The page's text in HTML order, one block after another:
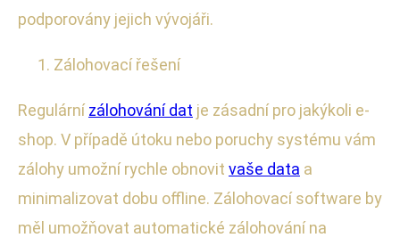
podporovány jejich vývojáři.
Zálohovací řešení
Regulárnízálohování dat je zásadní pro jakýkoli e-
shop. V případě útoku nebo poruchy systému vám
zálohy umožní rychle obnovit vaše data a
minimalizovat dobu offline. Zálohovací software by
měl umožňovat automatické zálohování na